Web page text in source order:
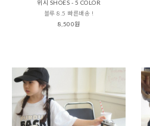
위시 SHOES - 5 COLOR
블루 8.5 빠른배송 !
8,500원